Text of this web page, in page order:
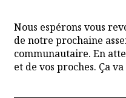
Nous espérons vous
de notre prochaine
communautaire. En
et de vos proches. Ça